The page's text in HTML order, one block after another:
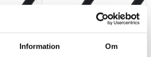
Information Om